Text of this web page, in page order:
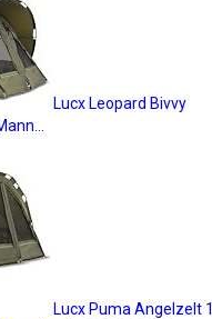
Lucx Leopard Bivvy
Lucx Puma Angelzelt 1